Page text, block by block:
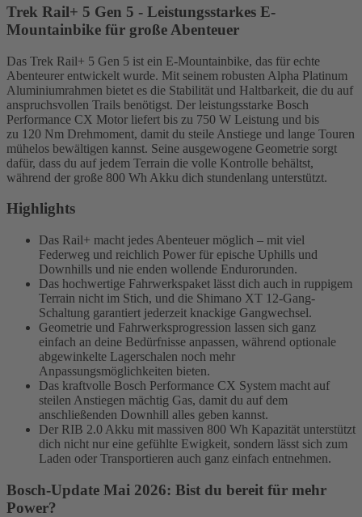
Trek Rail+ 5 Gen 5 - Leistungsstarkes E-
Mountainbike für große Abenteuer
Das Trek Rail+ 5 Gen 5 ist ein E-Mountainbike, das für echte
Abenteurer entwickelt wurde. Mit seinem robusten Alpha Platinum
Aluminiumrahmen bietet es die Stabilität und Haltbarkeit, die du auf
anspruchsvollen Trails benötigst. Der leistungsstarke Bosch
Performance CX Motor liefert bis zu 750 W Leistung und bis
zu 120 Nm Drehmoment, damit du steile Anstiege und lange Touren
mühelos bewältigen kannst. Seine ausgewogene Geometrie sorgt
dafür, dass du auf jedem Terrain die volle Kontrolle behältst,
während der große 800 Wh Akku dich stundenlang unterstützt.
Highlights
Das Rail+ macht jedes Abenteuer möglich – mit viel
Federweg und reichlich Power für epische Uphills und
Downhills und nie enden wollende Endurorunden.
Das hochwertige Fahrwerkspaket lässt dich auch in ruppigem
Terrain nicht im Stich, und die Shimano XT 12-Gang-
Schaltung garantiert jederzeit knackige Gangwechsel.
Geometrie und Fahrwerksprogression lassen sich ganz
einfach an deine Bedürfnisse anpassen, während optionale
abgewinkelte Lagerschalen noch mehr
Anpassungsmöglichkeiten bieten.
Das kraftvolle Bosch Performance CX System macht auf
steilen Anstiegen mächtig Gas, damit du auf dem
anschließenden Downhill alles geben kannst.
Der RIB 2.0 Akku mit massiven 800 Wh Kapazität unterstützt
dich nicht nur eine gefühlte Ewigkeit, sondern lässt sich zum
Laden oder Transportieren auch ganz einfach entnehmen.
Bosch-Update Mai 2026: Bist du bereit für mehr
Power?